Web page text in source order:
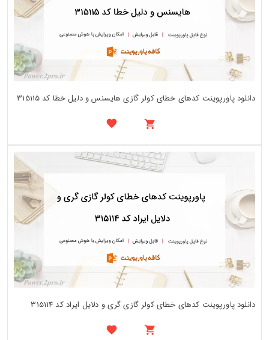
دانلود پاورپوینت کدهای خطای کولر گازی هایسنس و دلیل خطا کد 315115
دانلود پاورپوینت کدهای خطای کولر گازی گری و دلایل ایراد کد 315114